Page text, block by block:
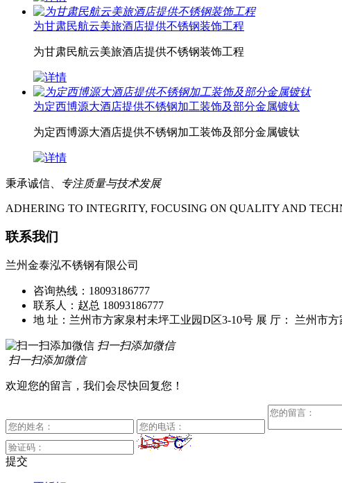
为甘肃民航云美旅酒店提供不锈钢装饰工程
为甘肃民航云美旅酒店提供不锈钢装饰工程
为定西博源大酒店提供不锈钢加工装饰及部分金属镀钛
为定西博源大酒店提供不锈钢加工装饰及部分金属镀钛
秉承诚信、 专注质量与技术发展
ADHERING TO INTEGRITY, FOCUSING ON QUALITY AND
联系我们
兰州金泰泓不锈钢有限公司
咨询热线：18093186777
联系人：赵总 18093186777
地 址：兰州市方家泉村未坪工业园D区3-10号 展 厅： 兰州市
扫一扫添加微信
扫一扫添加微信
欢迎您的留言，我们会尽快回复您！
提交